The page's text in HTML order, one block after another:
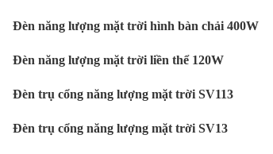
Đèn năng lượng mặt trời hình bàn chải 400W
Đèn năng lượng mặt trời liền thể 120W
Đèn trụ cổng năng lượng mặt trời SV113
Đèn trụ cổng năng lượng mặt trời SV13